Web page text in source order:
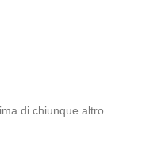
di chiunque altro